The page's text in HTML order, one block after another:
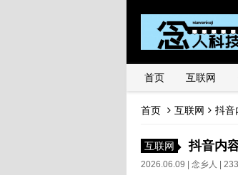
首页 互联网
首页 互联网 抖音
互联网 抖音内
2026.06.09 | 念乡人 |